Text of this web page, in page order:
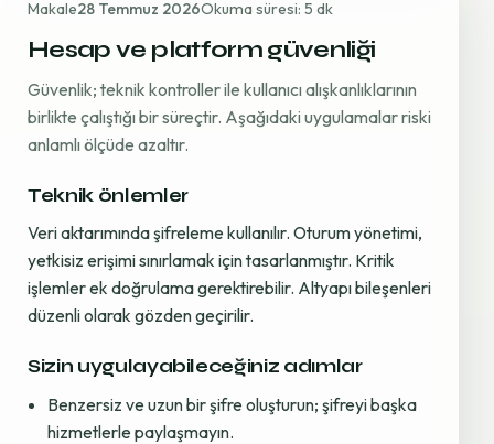
Makale28 Temmuz 2026Okuma süresi: 5 dk
Hesap ve platform güvenliği
Güvenlik; teknik kontroller ile kullanıcı alışkanlıklarının
birlikte çalıştığı bir süreçtir. Aşağıdaki uygulamalar riski
anlamlı ölçüde azaltır.
Teknik önlemler
Veri aktarımında şifreleme kullanılır. Oturum yönetimi,
yetkisiz erişimi sınırlamak için tasarlanmıştır. Kritik
işlemler ek doğrulama gerektirebilir. Altyapı bileşenleri
düzenli olarak gözden geçirilir.
Sizin uygulayabileceğiniz adımlar
Benzersiz ve uzun bir şifre oluşturun; şifreyi başka
hizmetlerle paylaşmayın.